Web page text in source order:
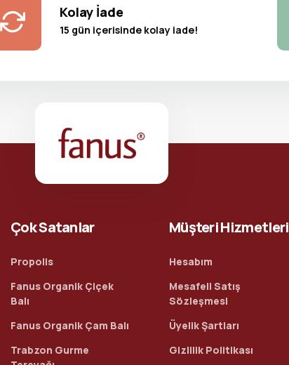
Kolay İade
15 gün içerisinde kolay iade!
Çok Satanlar
Propolis
Fanus Organik Çiçek
Balı
Fanus Organik Çam Balı
Trabzon Gurme
Müşteri Hizmetleri
Hesabım
Mesafeli Satış
Sözleşmesi
Üyelik Şartları
Gizlilik Politikası